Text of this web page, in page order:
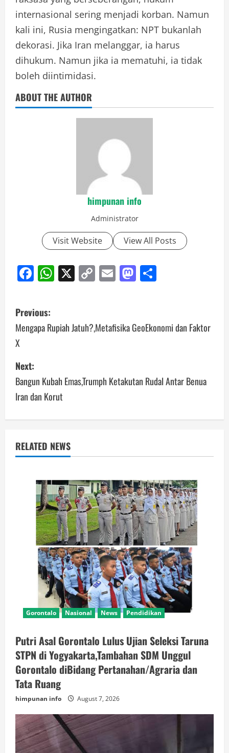
internasional sering menjadi korban. Namun
kali ini, Rusia mengingatkan: NPT bukanlah
dekorasi. Jika Iran melanggar, ia harus
dihukum. Namun jika ia mematuhi, ia tidak
boleh diintimidasi.
ABOUT THE AUTHOR
himpunan info
Administrator
Visit Website View All Posts
Facebook
WhatsApp
X CopyEmailMastodon
Post
navigation
Previous:
Mengapa Rupiah Jatuh?,Metafisika GeoEkonomi dan Faktor
X
Next:
Bangun Kubah Emas,Trumph Ketakutan Rudal Antar Benua
Iran dan Korut
RELATED NEWS
Gorontalo Nasional News Pendidikan
Putri Asal Gorontalo Lulus Ujian Seleksi Taruna
STPN di Yogyakarta,Tambahan SDM Unggul
Gorontalo diBidang Pertanahan/Agraria dan
Tata Ruang
himpunan info August 7, 2026